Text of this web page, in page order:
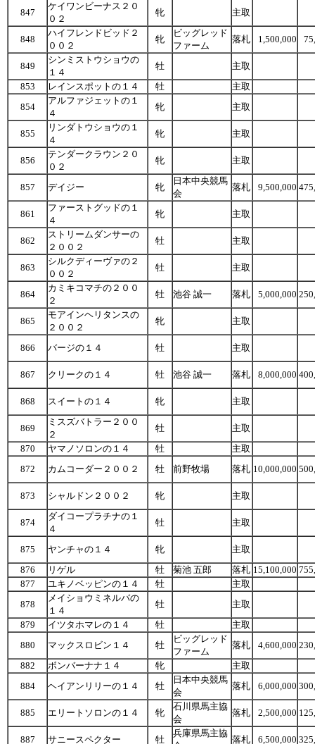
847
ケイワンビーナス２０
０２
牝 主取
848
ハイフレンドビッド２
００２
牝
ビッグレッド
ファーム
落札 1,500,000
849
シンミストウショウの
１４
牡
主取
853
レインスポットの１４ 牡
主取
854
アルファジェットの１
４
牝 主取
855
リンダトウショウの１
４
牝 主取
856
テンダークラウン２０
０２
牝 主取
857 デイジー 牝
日本中央競馬
会
落札 9,500,000
861
ファーストグッドの１
４
牝 主取
862
ストリームダンサーの
２００２
牡 主取
863
シルクディーヴァの２
００２
牡 主取
864
カミキコマチの２００
２
牡 池谷 誠一 落札 5,000,000
865
モアインヘリタンスの
２００２
牝 主取
866 バージの１４ 牡 主取
867 クリークの１４ 牡 池谷 誠一 落札 8,000,000
868 スイートの１４ 牝 主取
869
ミスズバトラー２００
２
牡
主取
870
ヤマノソロンの１４ 牡
主取
872
カムコーダー２００２ 牡 前野牧場 落札 10,000,000
873 シャルドン２００２ 牝 主取
874
ダイコープラチナの１
４
牡 主取
875 ヤンチャの１４ 牝
主取
876
リゲル 牡 菊池 五郎 落札 15,100,000
877
ユキノベッピンの１４ 牡
主取
878
メイショウミネルバの
１４
牡
主取
879
イツタホマレの１４ 牡
主取
880
マックスロビン１４ 牡
ビッグレッド
ファーム
落札 4,600,000
882
ボンバーナナ１４ 牝
主取
884
ヘイアンリリーの１４ 牡
日本中央競馬
会
落札 6,000,000
885 エリートソロンの１４ 牝
石川県馬主協
会
落札 2,500,000
887 サニースペクター 牡
兵庫県馬主協
落札 6,500,000